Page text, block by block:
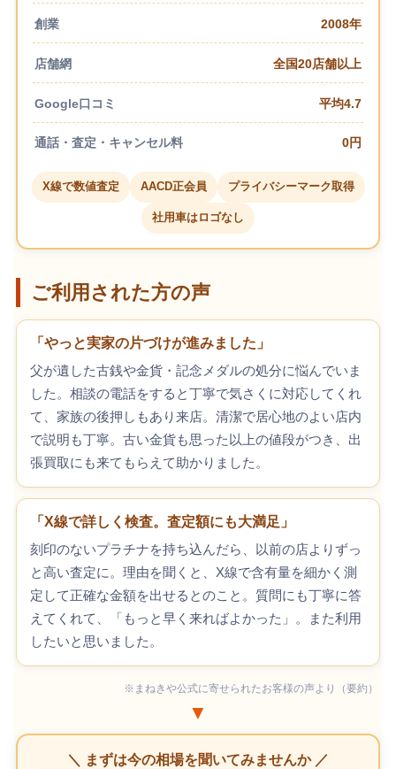
創業 2008年
店舗網 全国20店舗以上
Google口コミ 平均4.7
通話・査定・キャンセル料 0円
X線で数値査定 AACD正会員 プライバシーマーク取得
社用車はロゴなし
ご利用された方の声
「やっと実家の片づけが進みました」
父が遺した古銭や金貨・記念メダルの処分に悩んでいま
した。相談の電話をすると丁寧で気さくに対応してくれ
て、家族の後押しもあり来店。清潔で居心地のよい店内
で説明も丁寧。古い金貨も思った以上の値段がつき、出
張買取にも来てもらえて助かりました。
「X線で詳しく検査。査定額にも大満足」
刻印のないプラチナを持ち込んだら、以前の店よりずっ
と高い査定に。理由を聞くと、X線で含有量を細かく測
定して正確な金額を出せるとのこと。質問にも丁寧に答
えてくれて、「もっと早く来ればよかった」。また利用
したいと思いました。
※まねきや公式に寄せられたお客様の声より（要約）
▼
＼ まずは今の相場を聞いてみませんか ／